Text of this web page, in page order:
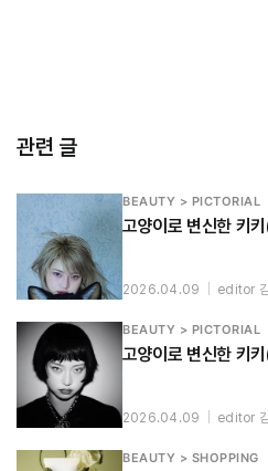
관련 글
BEAUTY > PICTORIAL
고양이로 변신한 키
2026.04.09 editor
BEAUTY > PICTORIAL
고양이로 변신한 키
2026.04.09 editor
BEAUTY > SHOPPING